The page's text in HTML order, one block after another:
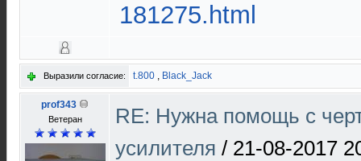
181275.html
Выразили согласие: t.800 , Black_Jack
prof343
Ветеран
RE: Нужна помощь с
усилителя / 21-08-2017